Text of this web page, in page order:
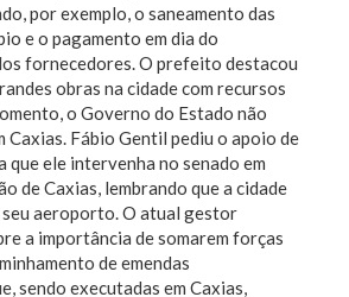
por exemplo, o saneamento das
e o pagamento em dia do
fornecedores. O prefeito destacou
obras na cidade com recursos
o Governo do Estado não
Caxias. Fábio Gentil pediu o apoio de
que ele intervenha no senado em
de Caxias, lembrando que a cidade
aeroporto. O atual gestor
a importância de somarem forças
de emendas
sendo executadas em Caxias,